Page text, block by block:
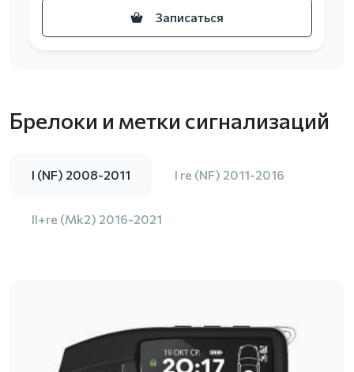
Записаться
Брелоки и метки сигнализаций
I (NF) 2008-2011 I re (NF) 2011-2016
II+re (Mk2) 2016-2021